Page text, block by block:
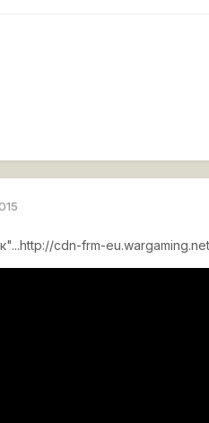
http://cdn-frm-